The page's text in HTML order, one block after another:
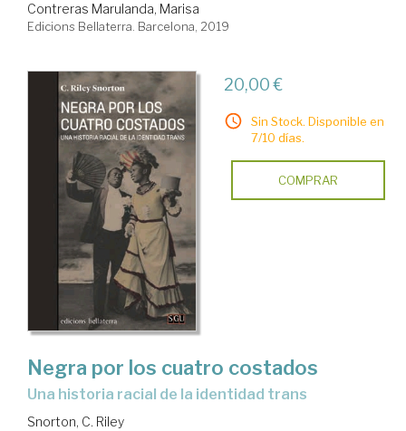
Contreras Marulanda, Marisa
Edicions Bellaterra. Barcelona, 2019
20,00 €
Sin Stock. Disponible en
7/10 días.
COMPRAR
Negra por los cuatro costados
una historia racial de la identidad trans
Snorton, C. Riley